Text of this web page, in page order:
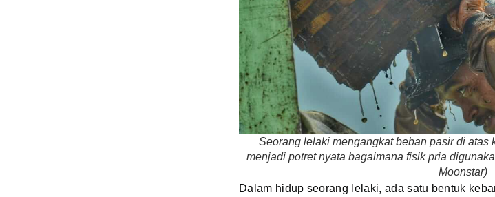
Seorang lelaki mengangkat beban pasir di atas
menjadi potret nyata bagaimana fisik pria
Moonstar)
Dalam hidup seorang lelaki, ada satu bentuk